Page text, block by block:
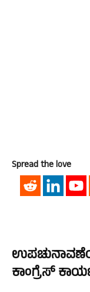
Spread the love
ಕಾಂಗ್ರೆಸ್